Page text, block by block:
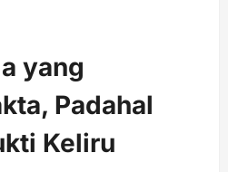
yang
Padahal
Keliru